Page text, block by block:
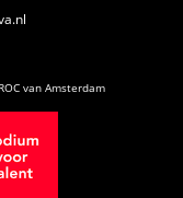
van Amsterdam